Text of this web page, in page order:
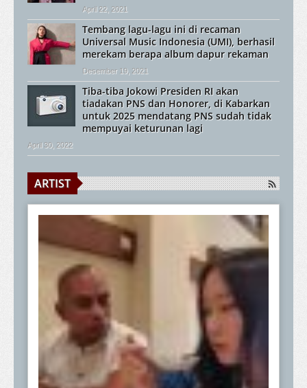
April 22, 2021
Tembang lagu-lagu ini di recaman
Universal Music Indonesia (UMI), berhasil
merekam berapa album dapur rekaman
Desember 19, 2021
Tiba-tiba Jokowi Presiden RI akan
tiadakan PNS dan Honorer, di Kabarkan
untuk 2025 mendatang PNS sudah tidak
mempuyai keturunan lagi
April 30, 2022
ARTIST